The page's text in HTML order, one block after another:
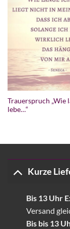
Trauerspruch „Wie
lebe…“
Kurze
Bis 13 Uhr
Versand
Bis bis 13